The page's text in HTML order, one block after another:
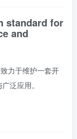
standard for
and
力于维护一套开
泛应用。